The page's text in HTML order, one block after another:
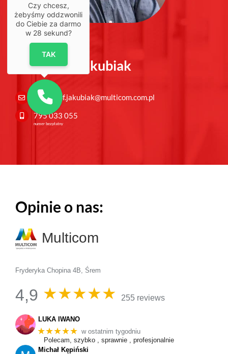
Krzysztof Jakubiak
krzysztof.jakubiak@multicom.com.pl
795 033 055
numer bezpłatny
Opinie o nas:
Multicom
Fryderyka Chopina 4B, Śrem
4,9 ★★★★★ 255 reviews
LUKA IWANO
★★★★★ w ostatnim tygodniu
Polecam, szybko , sprawnie , profesjonalnie
Michał Kępiński
Czy chcesz,
żebyśmy oddzwonili
do Ciebie za darmo
w 28 sekund?
TAK